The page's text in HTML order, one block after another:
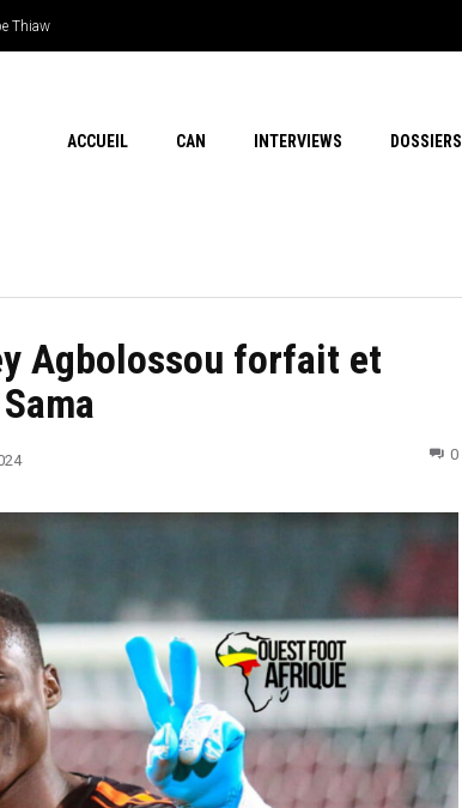
chances de l’Afrique
ACCUEIL CAN INTERVIEWS DOSSIERS
Agbolossou forfait et
0